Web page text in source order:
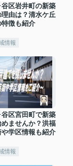
区岩井町の新築
理由は？清水ケ丘
徴も紹介
情報
区宮田町で新築
めませんか？洪福
学区情報も紹介
情報